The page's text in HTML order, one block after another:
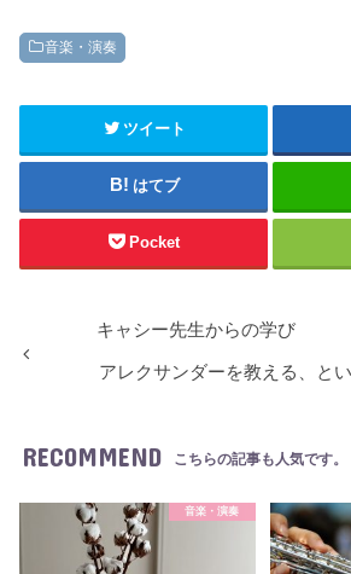
音楽・演奏
ツイート
はてブ
Pocket
キャシー先生からの学び
アレクサンダーを教える、と
RECOMMEND こちらの記事も人気です。
音楽・演奏